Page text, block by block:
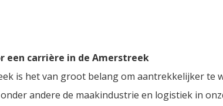
een carrière in de Amerstreek
is het van groot belang om aantrekkelijker te
andere de maakindustrie en logistiek in